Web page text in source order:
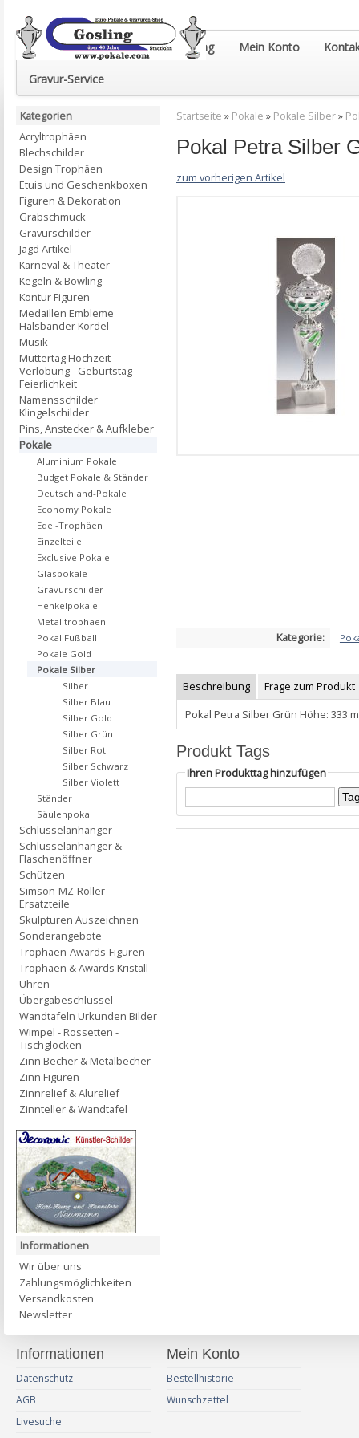
Euro-Pokale & Gravur-Shop Gosling Mein Konto
Gravur-Service
Startseite » Pokale » Pokale Silber»
Pokal Petra Silber
zum vorherigen Artikel
Kategorie:
Beschreibung
Frage zum Produkt
Pokal Petra Silber Grün Höhe: 333
Produkt Tags
Ihren Produkttag hinzufügen
Kategorien
Acryltrophäen
Blechschilder
Design Trophäen
Etuis und Geschenkboxen
Figuren & Dekoration
Grabschmuck
Gravurschilder
Jagd Artikel
Karneval & Theater
Kegeln & Bowling
Kontur Figuren
Medaillen Embleme
Halsbänder Kordel
Musik
Muttertag Hochzeit -
Verlobung - Geburtstag -
Feierlichkeit
Namensschilder
Klingelschilder
Pins, Anstecker & Aufkleber
Pokale
Aluminium Pokale
Budget Pokale & Ständer
Deutschland-Pokale
Economy Pokale
Edel-Trophäen
Einzelteile
Exclusive Pokale
Glaspokale
Gravurschilder
Henkelpokale
Metalltrophäen
Pokal Fußball
Pokale Gold
Pokale Silber
Silber
Silber Blau
Silber Gold
Silber Grün
Silber Rot
Silber Schwarz
Silber Violett
Ständer
Säulenpokal
Schlüsselanhänger
Schlüsselanhänger &
Flaschenöffner
Schützen
Simson-MZ-Roller
Ersatzteile
Skulpturen Auszeichnen
Sonderangebote
Trophäen-Awards-Figuren
Trophäen & Awards Kristall
Uhren
Übergabeschlüssel
Wandtafeln Urkunden Bilder
Wimpel - Rossetten -
Tischglocken
Zinn Becher & Metalbecher
Zinn Figuren
Zinnrelief & Alurelief
Zinnteller & Wandtafel
Informationen
Wir über uns
Zahlungsmöglichkeiten
Versandkosten
Newsletter
Informationen
Datenschutz
AGB
Livesuche
Mein Konto
Bestellhistorie
Wunschzettel